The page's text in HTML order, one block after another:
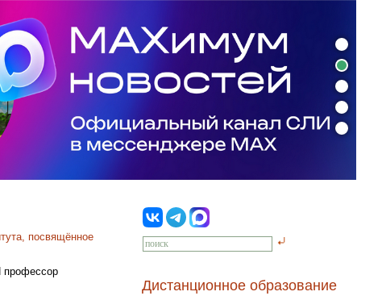
посвящённое
профессор
Дистанционное образование